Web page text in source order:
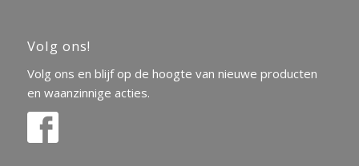
Volg ons!
Volg ons en blijf op de hoogte van nieuwe producten
en waanzinnige acties.